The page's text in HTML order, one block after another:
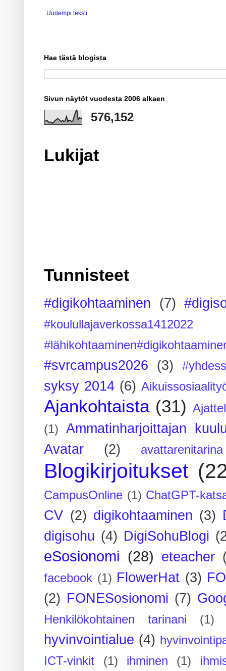
Uudempi teksti
Hae tästä blogista
Sivun näytöt vuodesta 2006 alkaen
576,152
Lukijat
Tunnisteet
#digikohtaaminen (7)
#koulullajaverkossa1412022
#svrcampus2026 (3)
syksy 2014 (6)
Ajankohtaista (31)
(1)
Ammatinharjoittajan
Avatar
(2) avattarenitarina
Blogikirjoitukset
CampusOnline (1) ChatGPT-
CV (2) digikohtaaminen (3)
digisohu (4) DigiSohuBlogi
eSosionomi (28) eteacher
facebook (1) FlowerHat (3)
(2) FONESosionomi (7)
Henkilökohtainen tarinani (1)
hyvinvointialue (4)
ICT-vinkit
(1) ihminen (1)